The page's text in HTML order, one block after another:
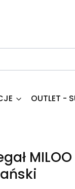
OUTLET -